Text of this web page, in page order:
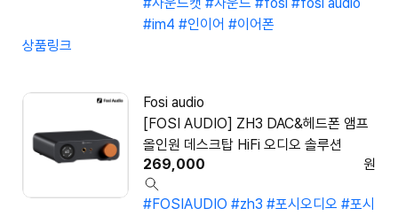
#im4 #인이어 #이어폰
상품링크
Fosi audio
[FOSI AUDIO] ZH3 DAC&헤드폰 앰프
올인원 데스크탑 HiFi 오디오 솔루션
269,000
원
#FOSIAUDIO #zh3 #포시오디오 #포시